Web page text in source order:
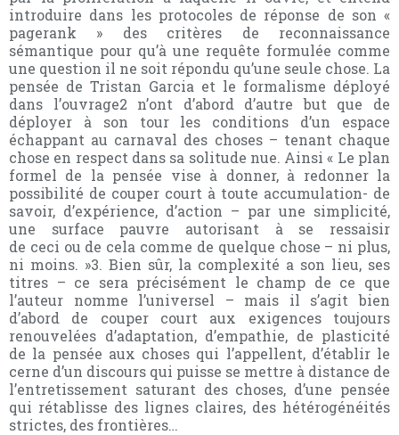
introduire dans les protocoles de réponse de son «
pagerank » des critères de reconnaissance
sémantique pour qu’à une requête formulée comme
une question il ne soit répondu qu’une seule chose. La
pensée de Tristan Garcia et le formalisme déployé
dans l’ouvrage2 n’ont d’abord d’autre but que de
déployer à son tour les conditions d’un espace
échappant au carnaval des choses – tenant chaque
chose en respect dans sa solitude nue. Ainsi « Le plan
formel de la pensée vise à donner, à redonner la
possibilité de couper court à toute accumulation- de
savoir, d’expérience, d’action – par une simplicité,
une surface pauvre autorisant à se ressaisir
de ceci ou de cela comme de quelque chose – ni plus,
ni moins. »3. Bien sûr, la complexité a son lieu, ses
titres – ce sera précisément le champ de ce que
l’auteur nomme l’universel – mais il s’agit bien
d’abord de couper court aux exigences toujours
renouvelées d’adaptation, d’empathie, de plasticité
de la pensée aux choses qui l’appellent, d’établir le
cerne d’un discours qui puisse se mettre à distance de
l’entretissement saturant des choses, d’une pensée
qui rétablisse des lignes claires, des hétérogénéités
strictes, des frontières…